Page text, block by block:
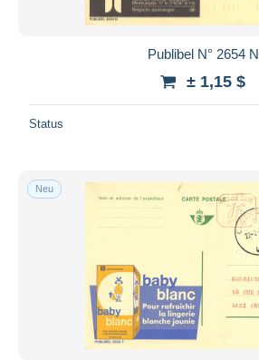
Publibel N° 2654 N
± 1,15 $
Status
Neu